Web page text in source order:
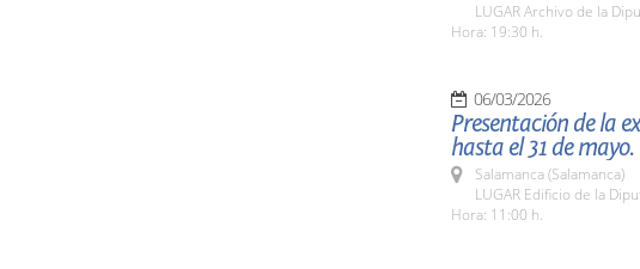
LUGAR Archivo de la
Hora: 19:30 h.
06/03/2026
Presentación de la
hasta el 31 de mayo.
Salamanca (Salamanca)
LUGAR Edificio de la
Hora: 11:00 h.